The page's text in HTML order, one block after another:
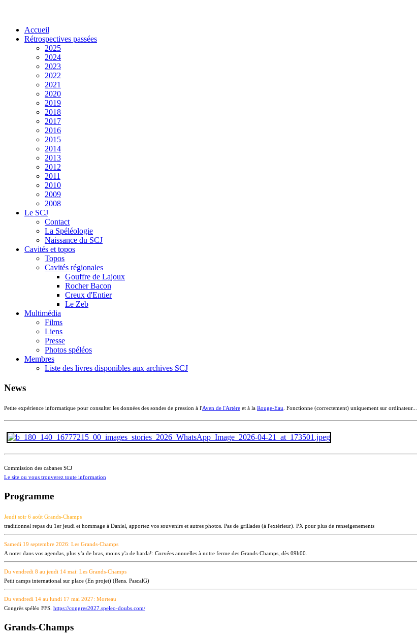
Accueil
Rétrospectives passées
2025
2024
2023
2022
2021
2020
2019
2018
2017
2016
2015
2014
2013
2012
2011
2010
2009
2008
Le SCJ
Contact
La Spéléologie
Naissance du SCJ
Cavités et topos
Topos
Cavités régionales
Gouffre de Lajoux
Rocher Bacon
Creux d'Entier
Le Zeb
Multimédia
Films
Liens
Presse
Photos spéléos
Membres
Liste des livres disponibles aux archives SCJ
News
Petite expérience informatique pour consulter les données des sondes de pression à l'Aven de l'Artère et à la Rouge-Eau. Fonctionne (correctement) uniquement sur ordinateur...
Commission des cabanes SCJ
Le site ou vous trouverez toute information
Programme
Jeudi soir 6 août Grands-Champs
traditionnel repas du 1er jeudi et hommage à Daniel, apportez vos souvenirs et autres photos. Pas de grillades (à l'extérieur). PX pour plus de renseigenements
Samedi 19 septembre 2026: Les Grands-Champs
A noter dans vos agendas, plus y'a de bras, moins y'a de barda!: Corvées annuelles à notre ferme des Grands-Champs, dès 09h00.
Du vendredi 8 au jeudi 14 mai: Les Grands-Champs
Petit camps international sur place (En projet) (Rens. PascalG)
Du vendredi 14 au lundi 17 mai 2027: Morteau
Congrès spéléo FFS. https://congres2027.speleo-doubs.com/
Grands-Champs